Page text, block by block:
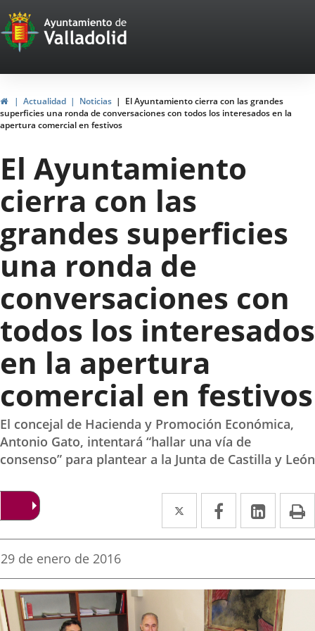
Portal
Web
del
Ayuntamiento
de
Valladolid
HomeActualidad Noticias
El Ayuntamiento cierra con las grandes
superficies una ronda de conversaciones con todos los interesados en la
apertura comercial en festivos
El Ayuntamiento
cierra con las
grandes superficies
una ronda de
conversaciones con
todos los interesados
en la apertura
comercial en festivos
El concejal de Hacienda y Promoción Económica,
Antonio Gato, intentará “hallar una vía de
consenso” para plantear a la Junta de Castilla y León
Twitter
Enlace
a
aplicación
externa.
Facebook
Enlace
a
aplicación
externa.
Enlace
a
Fecha
la
noticia
29 de enero de 2016